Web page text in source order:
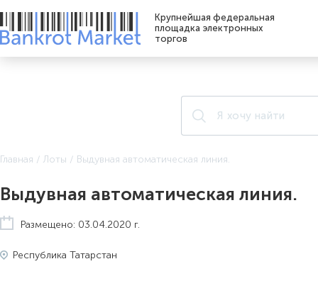
Крупнейшая федеральная
площадка электронных
торгов
Главная / Лоты / Выдувная автоматическая линия.
Выдувная автоматическая линия.
Размещено: 03.04.2020 г.
Республика Татарстан